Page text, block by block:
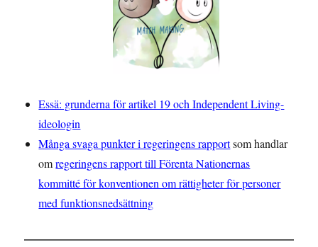
Essä: grunderna för artikel 19 och Independent Living-
ideologin
Många svaga punkter i regeringens rapportsom handlar
omregeringens rapport till Förenta Nationernas
kommitté för konventionen om rättigheter för personer
med funktionsnedsättning